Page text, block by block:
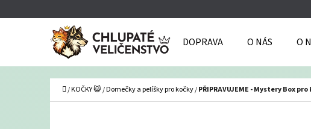
DOPRAVA O NÁS O
Domů
/KOČKY 😺/Domečky a pelíšky pro kočky/PŘIPRAVUJEME - Mystery Box
Í
Zpět
obchodu
Zpět
obchodu
CO